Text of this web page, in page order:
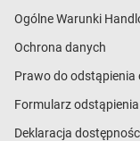
Ogólne Warunki
Ochrona danych
Prawo do odstąpienia
Formularz
Deklaracja